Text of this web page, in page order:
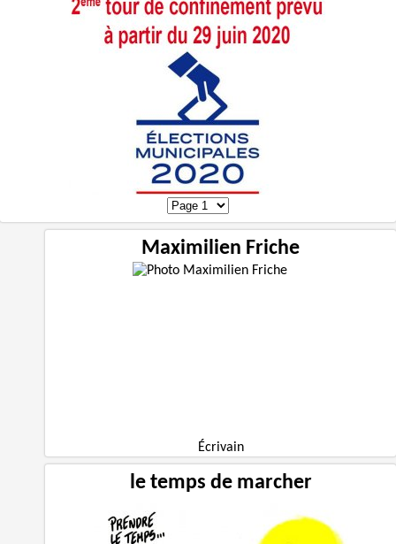
Maximilien Friche
Écrivain
le temps de marcher